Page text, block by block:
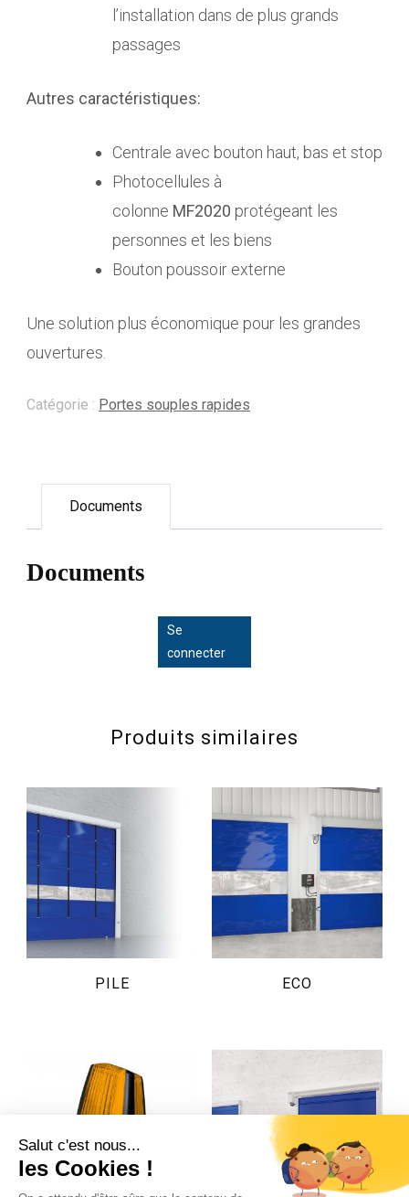
l’installation dans de plus grands
passages
Autres caractéristiques:
Centrale avec bouton haut, bas et stop
Photocellules à
colonne MF2020 protégeant les
personnes et les biens
Bouton poussoir externe
Une solution plus économique pour les grandes
ouvertures.
Catégorie : Portes souples rapides
Documents
Documents
Se
connecter
Produits similaires
PILE ECO